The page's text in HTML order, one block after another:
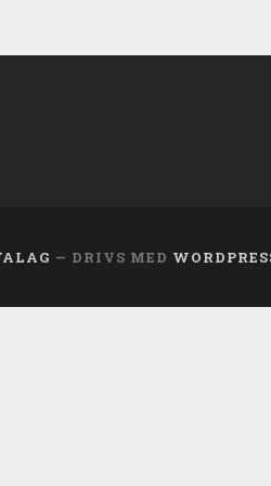
— DRIVS MED